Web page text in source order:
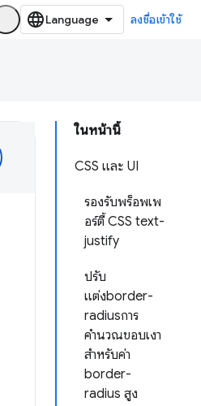
ลงชื่อเข้าใช้
ในหน้านี้
CSS และ UI
รองรับพร็อพเพ
อร์ตี้ CSS text-
justify
ปรับ
แต่งborder-
radiusการ
คำนวณขอบเงา
สำหรับค่า
border-
radius สูง